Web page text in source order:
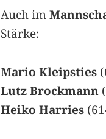
Auch im
Stärke:
Mario Kleipsties
Lutz Brockmann
Heiko Harries